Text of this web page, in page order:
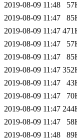
2019-08-09 11:48
2019-08-09 11:47
2019-08-09 11:47
2019-08-09 11:47
2019-08-09 11:47
2019-08-09 11:47
2019-08-09 11:47
2019-08-09 11:47
2019-08-09 11:47
2019-08-09 11:47
2019-08-09 11:48